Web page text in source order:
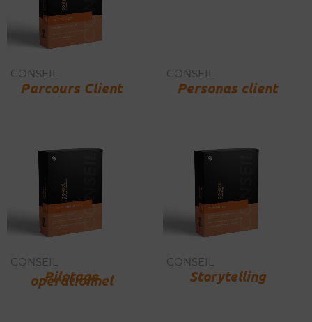
CONSEIL
Parcours Client
CONSEIL
Personas client
CONSEIL
Pilotage
opérationnel
CONSEIL
Storytelling